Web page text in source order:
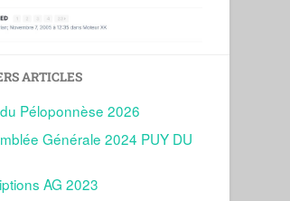
ARTICLES
Péloponnèse 2026
Générale 2024 PUY DU
AG 2023